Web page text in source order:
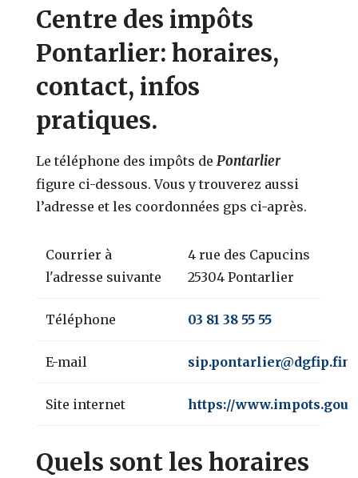
Centre des impôts
Pontarlier: horaires,
contact, infos
pratiques.
Le téléphone des impôts de Pontarlier
figure ci-dessous. Vous y trouverez aussi
l’adresse et les coordonnées gps ci-après.
Courrier à
l'adresse suivante
4 rue des Capucins
25304 Pontarlier
Téléphone 03 81 38 55 55
E-mail
Site internet https://
Quels sont les horaires